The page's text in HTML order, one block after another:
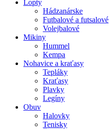
Lopty
Hádzanárske
Futbalové a futsalové
Volejbalové
Mikiny
Hummel
Kempa
Nohavice a kraťasy
Tepláky
Kraťasy
Plavky
Legíny
Obuv
Halovky
Tenisky